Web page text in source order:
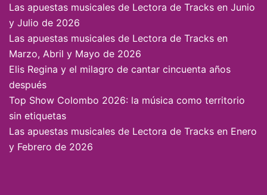
Las apuestas musicales de Lectora de Tracks en Junio
y Julio de 2026
Las apuestas musicales de Lectora de Tracks en
Marzo, Abril y Mayo de 2026
Elis Regina y el milagro de cantar cincuenta años
después
Top Show Colombo 2026: la música como territorio
sin etiquetas
Las apuestas musicales de Lectora de Tracks en Enero
y Febrero de 2026